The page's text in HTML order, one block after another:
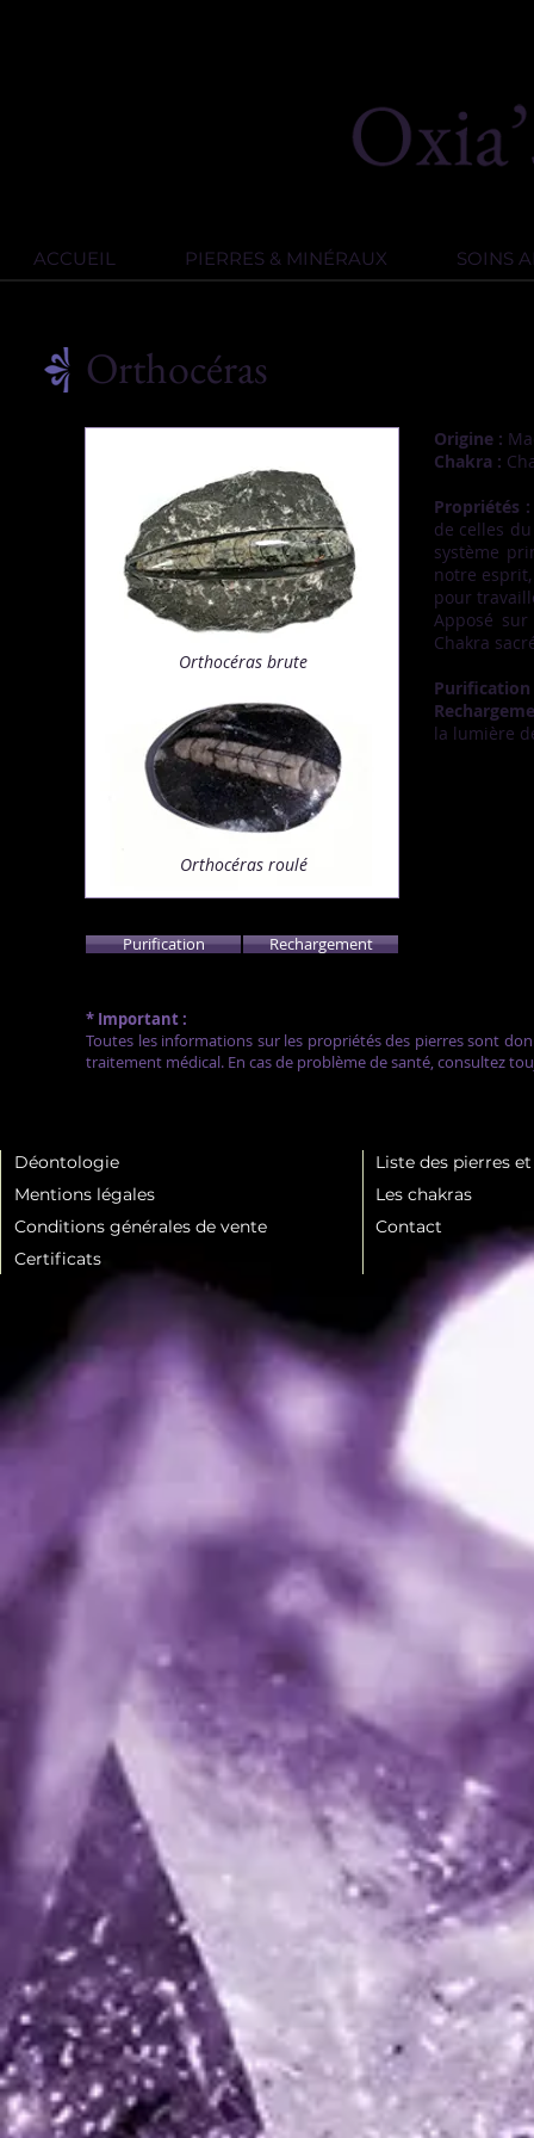
ACCUEIL PIERRES & MINÉRAUX SOINS
Orthocéras
Orthocérasroulé
Orthocéras brute
Origine :
Chakra :
Propriétés
de celles
système
notre
pour
Apposé
Chakra
la lumière
Purification Rechargement
* Important :
Toutes les informations sur les propriétés des pierres sont
traitement médical. En cas de problème de santé, consultez
Déontologie
Mentions légales
Conditions générales de vente
Certificats
Liste des pierres
Les chakras
Contact